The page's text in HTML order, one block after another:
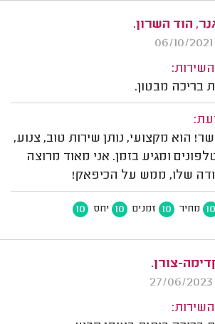
הוד השרון.
בריכה מבטון.
הוא מקצועי, נותן שירות טוב, צנוע,
ומגיע בזמן. אני מאוד מרוצה
שלו, ממש על הכיפאק!
10 מחיר 10 זמנים 10 יחס 10
צורן.